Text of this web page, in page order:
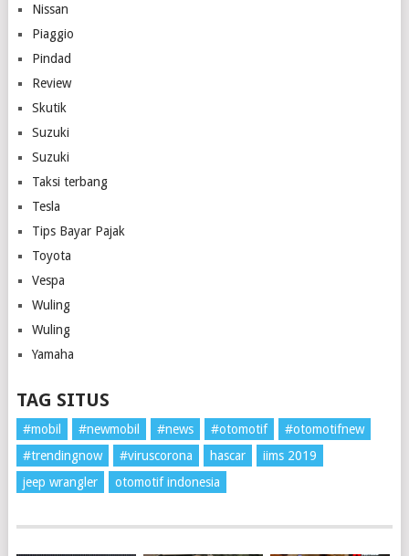
Nissan
Piaggio
Pindad
Review
Skutik
Suzuki
Suzuki
Taksi terbang
Tesla
Tips Bayar Pajak
Toyota
Vespa
Wuling
Wuling
Yamaha
TAG SITUS
#mobil #newmobil #news #otomotif
#otomotifnew
#trendingnow
#viruscorona hascar
iims 2019
jeep wrangler
otomotif indonesia